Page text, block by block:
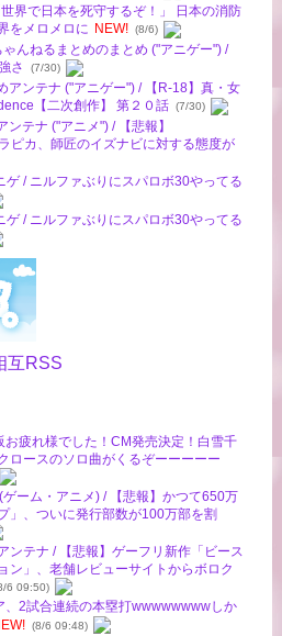
界で日本を死守するぞ！」 日本の消防
をメロメロに NEW! (8/6)
んねるまとめのまとめ ("アニゲー") /
さ
(7/30)
ンテナ ("アニゲー") / 【R-18】真・女
【二次創作】 第２０話 (7/30)
ンテナ ("アニメ") / 【悲報】
ピカ、師匠のイズナビに対する態度が
ゲ / ニルファぶりにスパロボ30やってる
ゲ / ニルファぶりにスパロボ30やってる
互RSS
お疲れ様でした！CM発売決定！白雪千
ロースのソロ曲がくるぞーーーーー
ーム・アニメ) / 【悲報】かつて650万
」、ついに発行部数が100万部を割
ンテナ / 【悲報】ゲーフリ新作「ビース
ン」、老舗レビューサイトからボロク
6 09:50)
、2試合連続の本塁打wwwwwwwwしか
(8/6 09:48)